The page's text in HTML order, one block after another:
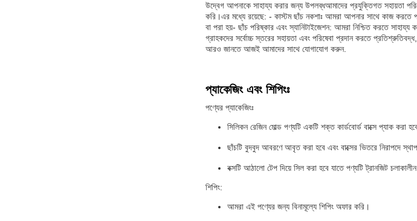
উদ্বেগ আপনাকে সাহায্য করার জন্য উপলব্ধআমাদের প্রযুক্তিগত সহায়তা
করি।এর মধ্যে রয়েছে: - কাস্টম ছাঁচ নকশাঃ আমরা আপনার সাথে কাজ করতে
বা পরা হয়- ছাঁচ পরিষ্কার এবং স্যানিটাইজেশন: আমরা নিশ্চিত করতে
গ্রাহকদের সর্বোচ্চ স্তরের সহায়তা এবং পরিষেবা প্রদান করতে
আরও জানতে আজই আমাদের সাথে যোগাযোগ করুন.
প্যাকেজিং এবং শিপিংঃ
পণ্যের প্যাকেজিংঃ
সিলিকন রেজিন মোল্ড পণ্যটি একটি শক্ত কার্ডবোর্ড বাক্সে প্যাক করা
ছাঁচটি বুদবুদ আবরণে আবৃত করা হবে এবং বাক্সের ভিতরে নিরাপদে
বক্সটি আঠালো টেপ দিয়ে সিল করা হবে যাতে পণ্যটি ট্রানজিট
শিপিং:
আমরা এই পণ্যের জন্য বিনামূল্যে শিপিং অফার করি।